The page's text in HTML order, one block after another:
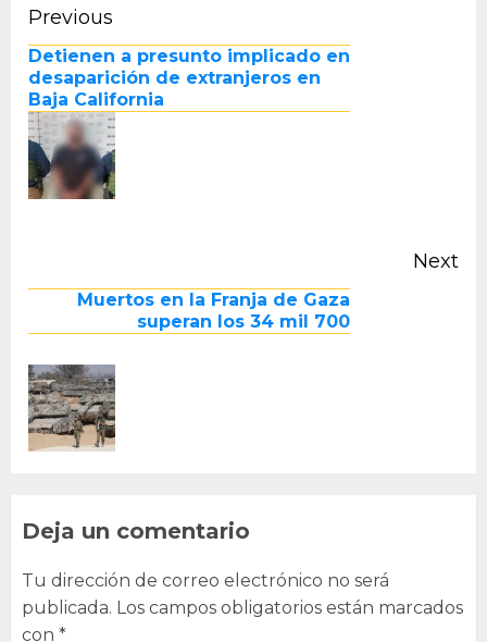
Continue
Reading
Previous
Detienen a presunto implicado en
desaparición de extranjeros en
Baja California
Next
post:Muertos en la Franja de Gaza
superan los 34 mil 700
Deja un comentario
Tu dirección de correo electrónico no será
publicada. Los campos obligatorios están marcados
con *